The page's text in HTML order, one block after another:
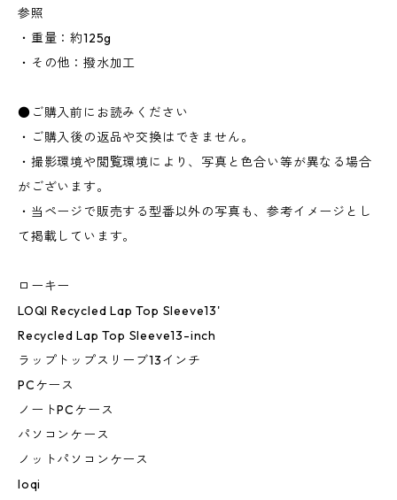
参照
・重量：約125g
・その他：撥水加工
●ご購入前にお読みください
・ご購入後の返品や交換はできません。
・撮影環境や閲覧環境により、写真と色合い等が異なる場合
がございます。
・当ページで販売する型番以外の写真も、参考イメージとし
て掲載しています。
ローキー
LOQI Recycled Lap Top Sleeve13'
Recycled Lap Top Sleeve13-inch
ラップトップスリーブ13インチ
PCケース
ノートPCケース
パソコンケース
ノットパソコンケース
loqi